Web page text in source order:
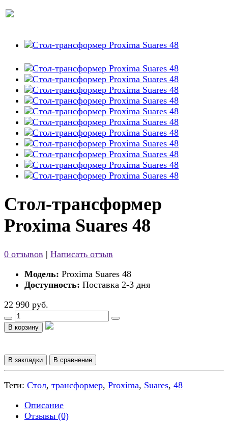
Стол-трансформер
Proxima Suares 48
0 отзывов | Написать отзыв
Модель: Proxima Suares 48
Доступность: Поставка 2-3 дня
22 990 руб.
В корзину
В закладки В сравнение
Теги: Стол, трансформер, Proxima, Suares, 48
Описание
Отзывы (0)